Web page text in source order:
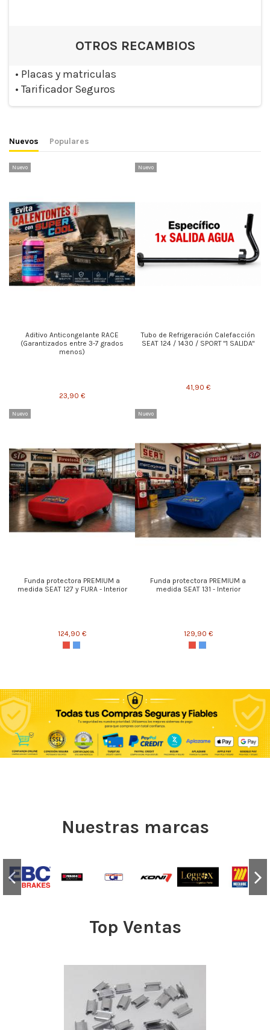
OTROS RECAMBIOS
• Placas y matriculas
• Tarificador Seguros
Nuevos Populares
Nuevo
Aditivo Anticongelante RACE
(Garantizados entre 3-7 grados
menos)
23,90 €
Nuevo
Tubo de Refrigeración Calefacción
SEAT 124 / 1430 / SPORT "1 SALIDA"
41,90 €
Nuevo
Funda protectora PREMIUM a
medida SEAT 127 y FURA - Interior
124,90 €
Nuevo
Funda protectora PREMIUM a
medida SEAT 131 - Interior
129,90 €
Nuestras marcas
Top Ventas